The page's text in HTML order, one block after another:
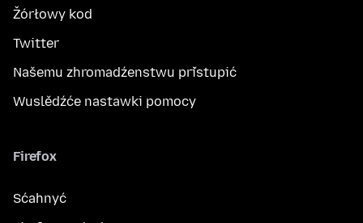
Žórłowy kod
Twitter
Našemu zhromadźenstwu přistupić
Wuslědźće nastawki pomocy
Firefox
Sćahnyć